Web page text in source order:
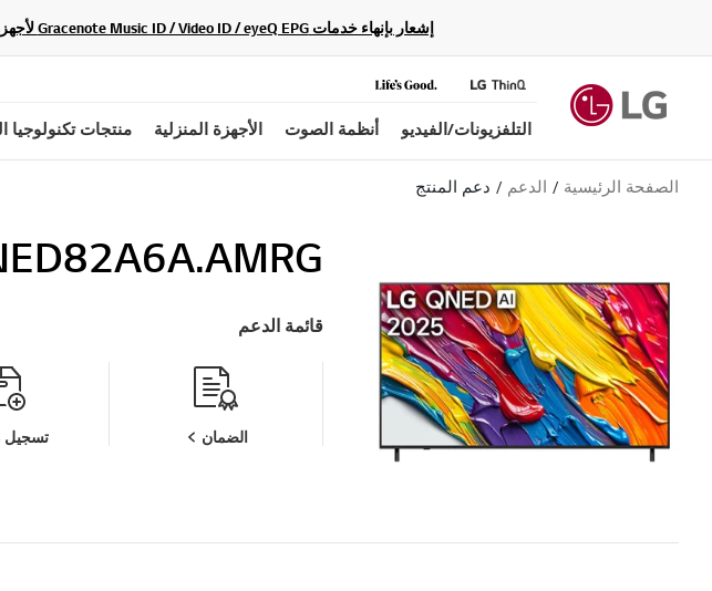
إشعار بإنهاء خدمات Gracenote Music ID / Video ID / eyeQ EPG لأجهزة مشغّل Blu-ray وأنظمة المسرح المنزلي Blu-ray، حيث لن تكون متاحة بعد الآن.
التلفزيونات/الفيديو أنظمة الصوت الأجهزة المنزلية منتجات تكنولوجيا
الصفحة الرئيسية الدعم دعم المنتج
قائمة الدعم
الضمان تسجيل